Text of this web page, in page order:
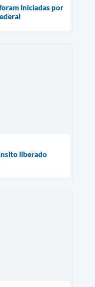
iniciadas por
liberado